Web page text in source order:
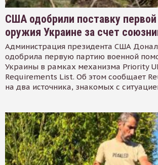
США одобрили поставку первой
оружия Украине за счет
Администрация президента США
одобрила первую партию военной
Украины в рамках механизма Priority
Requirements List. Об этом сообщает
на два источника, знакомых с